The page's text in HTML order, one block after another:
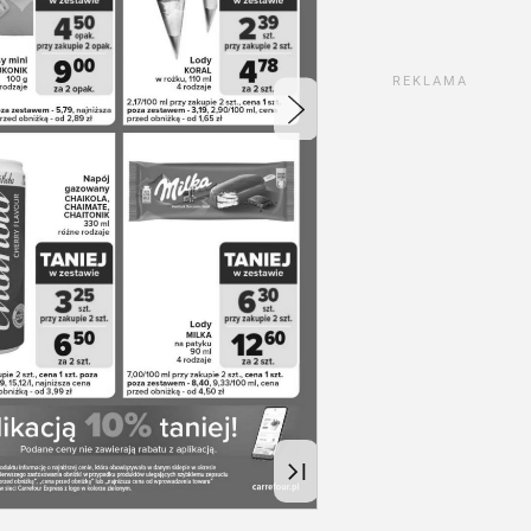
REKLAMA